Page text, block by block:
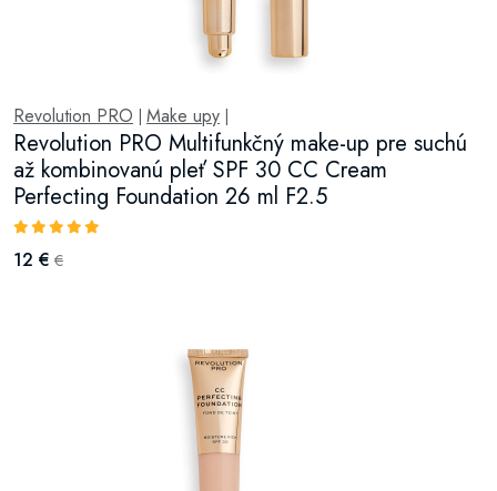
Revolution PRO Make upy
Revolution PRO Multifunkčný make-up pre suchú
až kombinovanú pleť SPF 30 CC Cream
Perfecting Foundation 26 ml F2.5
12 € €